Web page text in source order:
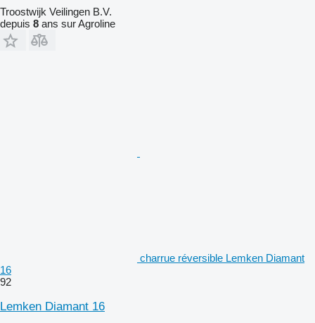
Troostwijk Veilingen B.V.
depuis 8 ans sur Agroline
charrue réversible Lemken Diamant
16
92
Lemken Diamant 16